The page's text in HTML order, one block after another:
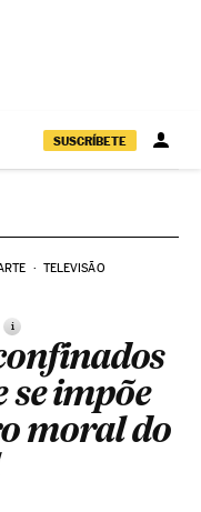
SUSCRÍBETE
TELEVISÃO
i
se impõe
moral do